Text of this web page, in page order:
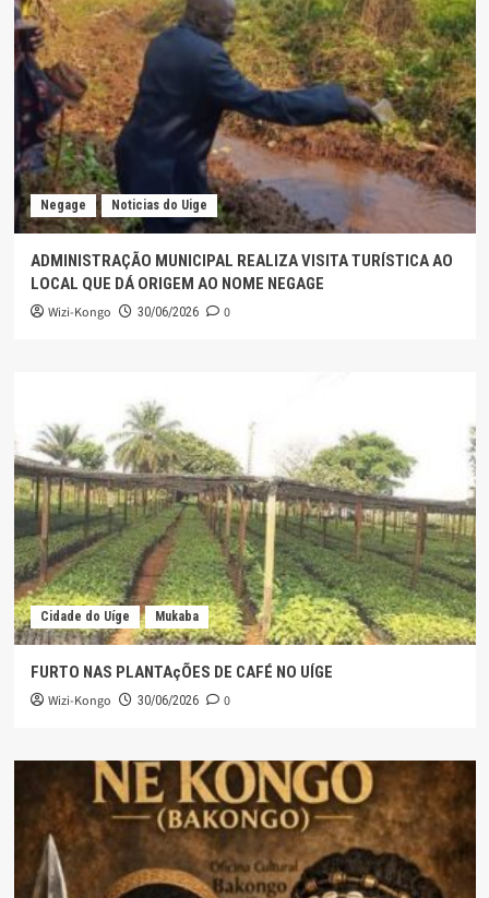
Negage Noticias do Uige
ADMINISTRAÇÃO MUNICIPAL REALIZA VISITA TURÍSTICA AO
LOCAL QUE DÁ ORIGEM AO NOME NEGAGE
Wizi-Kongo 30/06/2026 0
Cidade do Uíge Mukaba
FURTO NAS PLANTAçÕES DE CAFÉ NO UÍGE
Wizi-Kongo 30/06/2026 0